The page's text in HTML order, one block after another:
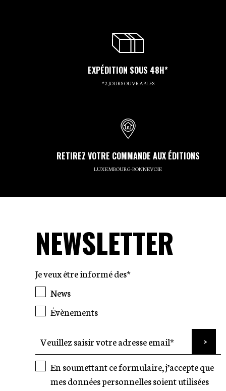
EXPÉDITION SOUS 48H*
*2 JOURS OUVRABLES
RETIREZ VOTRE COMMANDE AUX ÉDITIONS
LUXEMBOURG-BONNEVOIE
NEWSLETTER
Je veux être informé des*
News
Évènements
En soumettant ce formulaire, j’accepte que
mes données personnelles soient utilisées